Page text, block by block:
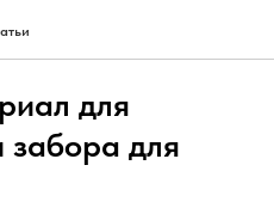
для
забора для